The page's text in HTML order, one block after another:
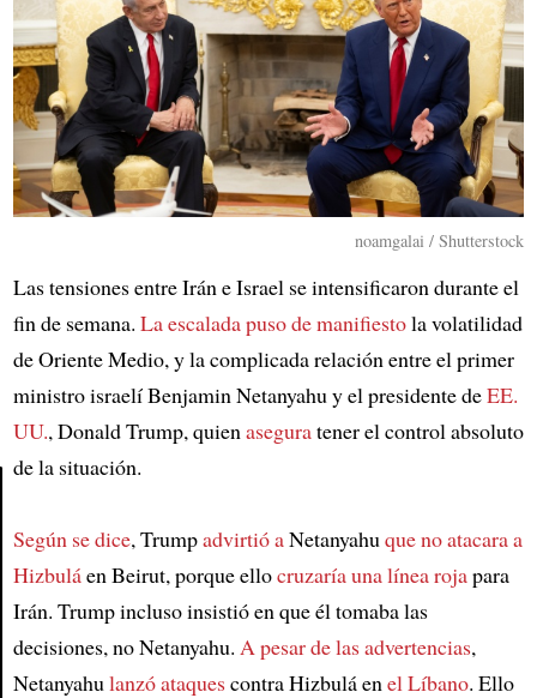
Article
noamgalai / Shutterstock
Las tensiones entre Irán e Israel se intensificaron durante el
fin de semana. La escalada puso de manifiestola volatilidad
de Oriente Medio, y la complicada relación entre el primer
ministro israelí Benjamin Netanyahu y el presidente deEE.
UU., Donald Trump, quien aseguratener el control absoluto
de la situación.
Según se dice, Trumpadvirtió aNetanyahu que no atacara a
Hizbuláen Beirut, porque ellocruzaría una línea rojapara
Irán. Trump incluso insistió en que él tomaba las
decisiones, no Netanyahu. A pesar de las advertencias,
Netanyahu lanzó ataquescontra Hizbulá en el Líbano. Ello